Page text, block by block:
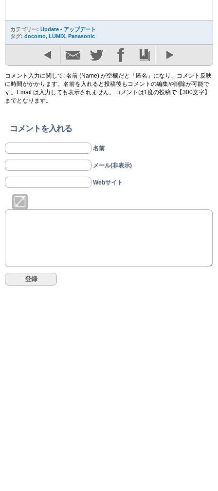
カテゴリー: Update - アップデート
タグ: docomo, LUMIX, Panasonic
コメント入力に関して: 名前 (Name) が空欄だと「匿名」になり、コメント反映
に時間がかかります。名前を入れると投稿後もコメントの編集や削除が可能で
す。Email は入力しても表示されません。コメントは1度の投稿で【300文字】
までとなります。
コメントを入れる
名前
メール(非表示)
Webサイト